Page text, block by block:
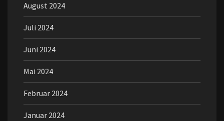
August 2024
Juli 2024
Juni 2024
Mai 2024
Februar 2024
Januar 2024